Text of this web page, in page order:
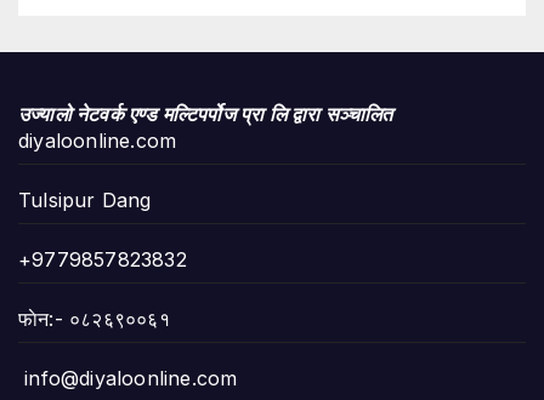
उज्यालो नेटवर्क एण्ड मल्टिपर्पोज प्रा लि द्वारा सञ्चालित
diyaloonline.com
Tulsipur Dang
+9779857823832
फाेन:- ०८२६९००६१
info@diyaloonline.com